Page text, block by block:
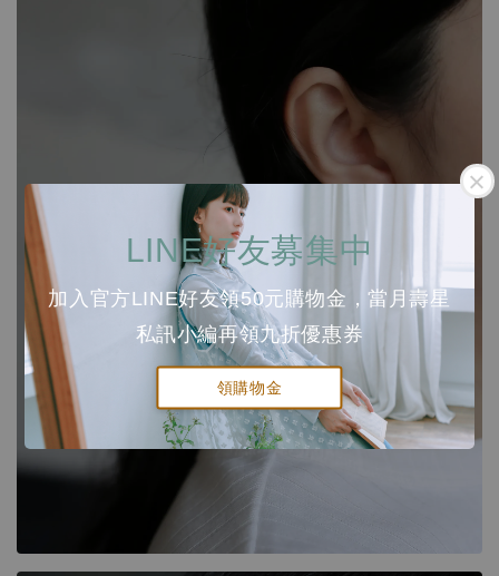
LINE好友募集中
加入官方LINE好友領50元購物金，當月壽星
私訊小編再領九折優惠券
領購物金